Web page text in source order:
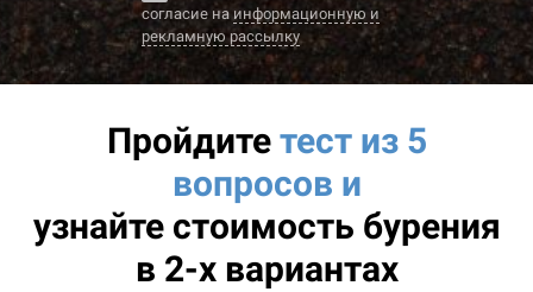
согласие наинформационную и
рекламную рассылку
Пройдитетест из 5
вопросов и
узнайте стоимость бурения
в 2-х вариантах